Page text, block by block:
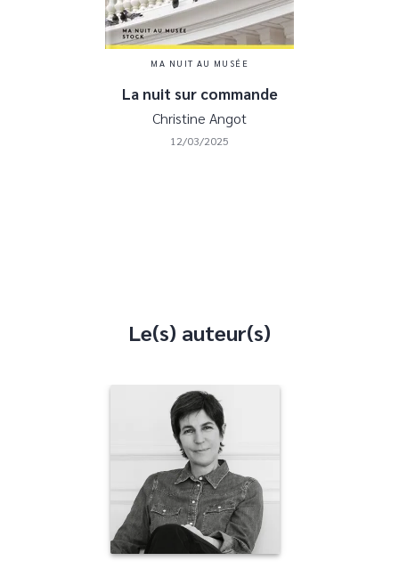
MA NUIT AU MUSÉE
La nuit sur commande
Christine Angot
12/03/2025
Le(s) auteur(s)